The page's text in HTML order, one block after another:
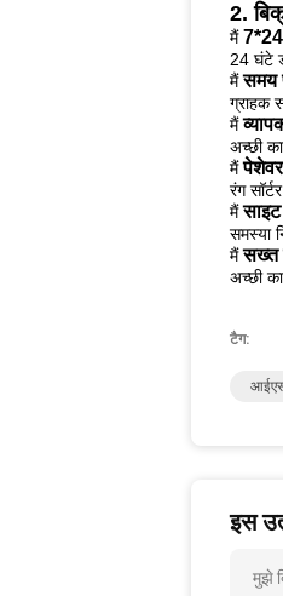
2.
मैं
24 घंटे
मैंसमय
ग्राहक
मैं
अच्छी
मैं
रंग
मैं
समस्या
मैंसख्त
अच्छी
टैग:
इस
मुझे